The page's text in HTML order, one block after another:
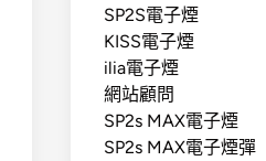
SP2S電子煙
KISS電子煙
ilia電子煙
網站顧問
SP2s MAX電子煙
SP2s MAX電子煙彈